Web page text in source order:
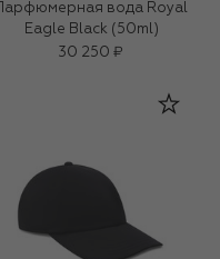
Парфюмерная вода Royal
Eagle Black (50ml)
30 250 ₽